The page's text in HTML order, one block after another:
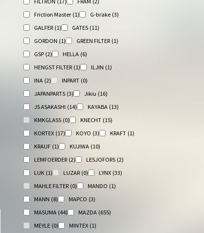
Friction Master (1) G-brake (3)
GALFER (1) GATES (11)
GORDON (1) GREEN FILTER (1)
GSP (2) HELLA (6)
HENGST FILTER (1) ILJIN (1)
INA (2) INPART (0)
JAPANPARTS (3) Jikiu (16)
JS ASAKASHI (14) KAYABA (13)
KMKGLASS (0) KNECHT (15)
KORTEX (17) KOYO (3) KRAFT (1)
KRAUF (1) KUJIWA (10)
LEMFOERDER (2) LESJOFORS (2)
LUK (1) LUZAR (0) LYNX (33)
MAHLE FILTER (0) MANDO (1)
MANN (8) MAPCO (3)
MASUMA (44) MAZDA (655)
MEYLE (0) MINTEX (1)